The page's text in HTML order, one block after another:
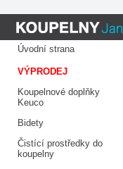
Úvodní strana
VÝPRODEJ
Koupelnové doplňky
Keuco
Bidety
Čistící prostředky do
koupelny